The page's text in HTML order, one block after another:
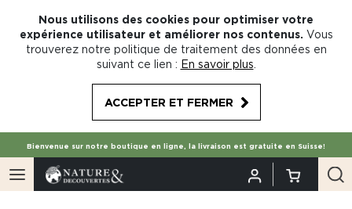
Nous utilisons des cookies pour optimiser votre
expérience utilisateur et améliorer nos contenus. Vous
trouverez notre politique de traitement des données en
suivant ce lien : En savoir plus
ACCEPTER ET FERMER
Bienvenue sur notre boutique en ligne, la livraison est gratuite en Suisse!